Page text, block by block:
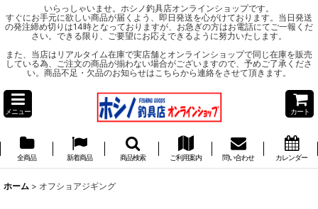
いらっしゃいませ。ホシノ釣具店オンラインショップです。
すぐにお手元に欲しい商品が届くよう、即日発送を心がけております。当日発送
の発注締め切りは14時となっておりますが、お急ぎの方はお電話にてご一報くだ
さい。できる限り、ご要望にお応えできるように努力いたします。
また、当店はリアルタイム在庫で実店舗とオンラインショップで同じ在庫を販売
している為、ご注文の商品が揃わない場合がございますので、予めご了承くださ
い。商品不足・欠品のお知らせはこちらから連絡をさせて頂きます。
メニュー カート
全商品 新着商品 商品検索 ご利用案内 問い合わせ カレンダー
ホーム > オフショアジギング